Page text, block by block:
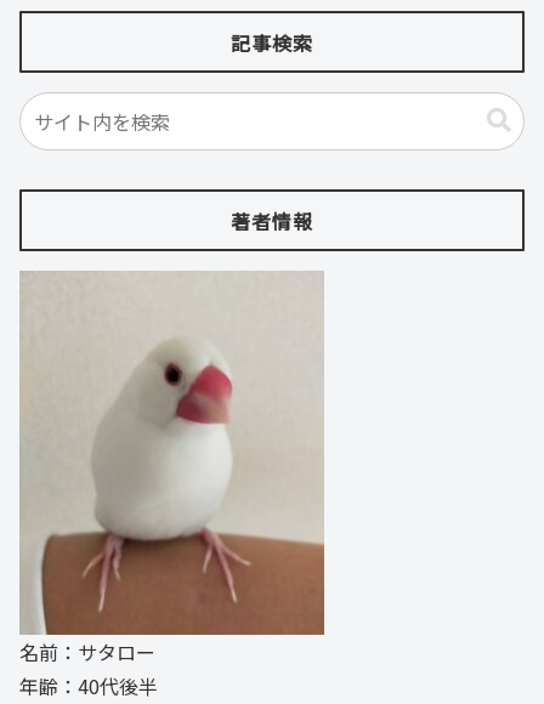
記事検索
著者情報
名前：サタロー
年齢：40代後半